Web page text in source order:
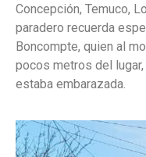
Concepción, Temuco,
paradero recuerda
Boncompte, quien al
pocos metros del
estaba embarazada.